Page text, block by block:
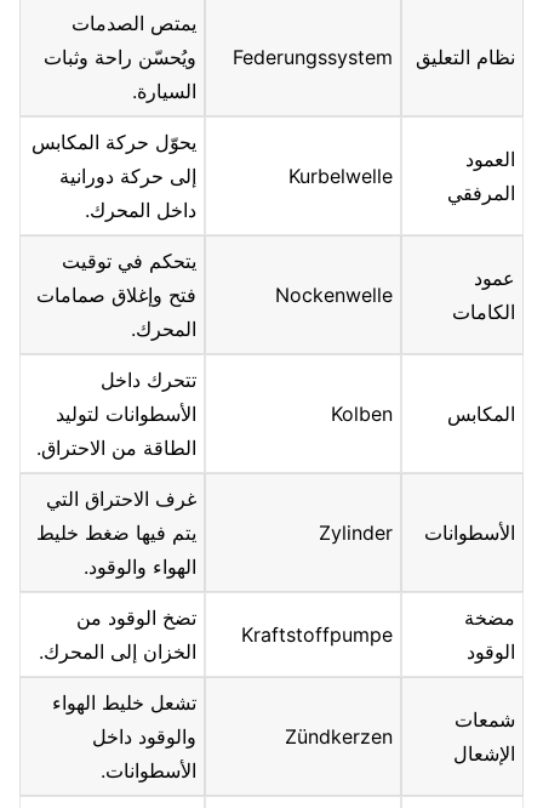
نظام التعليق Federungssystem
يمتص الصدمات
ويُحسّن راحة وثبات
السيارة.
العمود
المرفقي
Kurbelwelle
يحوّل حركة المكابس
إلى حركة دورانية
داخل المحرك.
عمود
الكامات
Nockenwelle
يتحكم في توقيت
فتح وإغلاق صمامات
المحرك.
المكابس Kolben
تتحرك داخل
الأسطوانات لتوليد
الطاقة من الاحتراق.
الأسطوانات Zylinder
غرف الاحتراق التي
يتم فيها ضغط خليط
الهواء والوقود.
مضخة
الوقود
Kraftstoffpumpe
تضخ الوقود من
الخزان إلى المحرك.
شمعات
الإشعال
Zündkerzen
تشعل خليط الهواء
والوقود داخل
الأسطوانات.